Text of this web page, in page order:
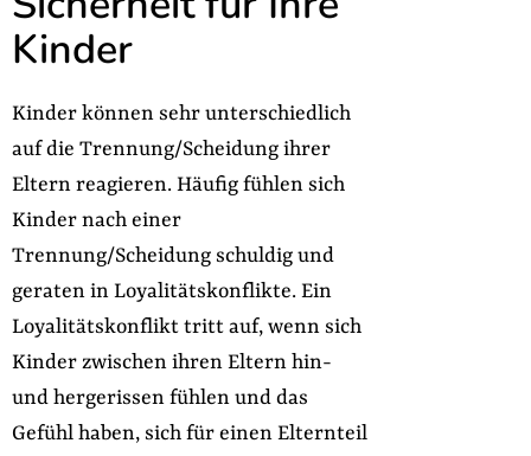
Kinder
Kinder können sehr unterschiedlich
auf die Trennung/Scheidung ihrer
Eltern reagieren. Häufig fühlen sich
Kinder nach einer
Trennung/Scheidung schuldig und
geraten in Loyalitätskonflikte. Ein
Loyalitätskonflikt tritt auf, wenn sich
Kinder zwischen ihren Eltern hin-
und hergerissen fühlen und das
Gefühl haben, sich für einen Elternteil